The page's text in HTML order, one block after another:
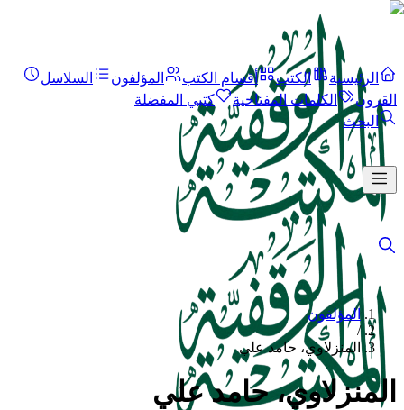
الرئيسية الكتب أقسام الكتب المؤلفون
السلاسل
القرون
الكلمات المفتاحية
كتبي المفضلة
البحث
المؤلفون
/
المنزلاوي، حامد علي
المنزلاوي، حامد علي